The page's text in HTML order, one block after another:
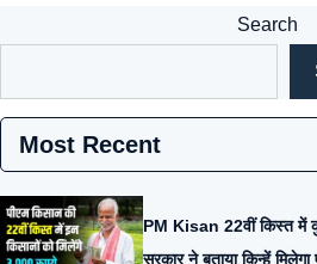
Search
Most Recent
PM Kisan 22वीं किस्त में
सरकार ने बताया किन्हें मिलेगा